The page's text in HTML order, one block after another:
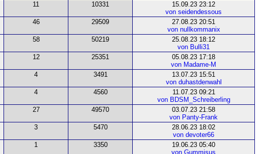
11 10331
15.09.23 23:12
von seidendessous
46 29509
27.08.23 20:51
von nullkommanix
58 50219
25.08.23 18:12
von Bulli31
12 25351
05.08.23 17:18
von Madame-M
4 3491
13.07.23 15:51
von duhastdenwahl
4 4560
11.07.23 09:21
von BDSM_Schreiberling
27 49570
03.07.23 21:58
von Panty-Frank
3 5470
28.06.23 18:02
von devoter66
1 3350
19.06.23 05:40
von Gummisus